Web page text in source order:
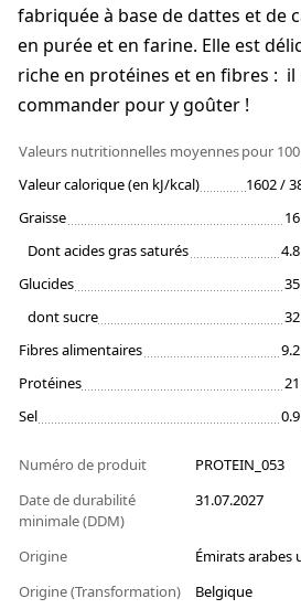
fabriquée à base de dattes et de
en purée et en farine. Elle est
riche en protéines et en fibres : il
commander pour y goûter !
Valeurs nutritionnelles moyennespour
Valeur calorique (en kJ/kcal)
1602 /
Graisse
Dont acides gras saturés
Glucides
dont sucre
Fibres alimentaires
Protéines
Sel
Numéro de produit
PROTEIN_053
Date de durabilité
minimale (DDM)
31.07.2027
Origine
Émirats arabes
Origine (Transformation)
Belgique